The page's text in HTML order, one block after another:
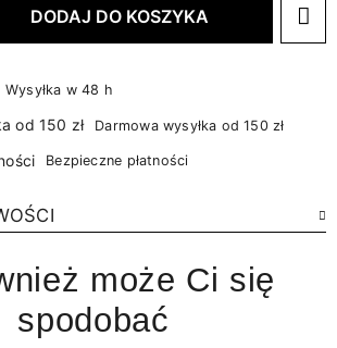
DODAJ DO KOSZYKA
Wysyłka w 48 h
Darmowa wysyłka od 150 zł
Bezpieczne płatności
może Ci się
spodobać